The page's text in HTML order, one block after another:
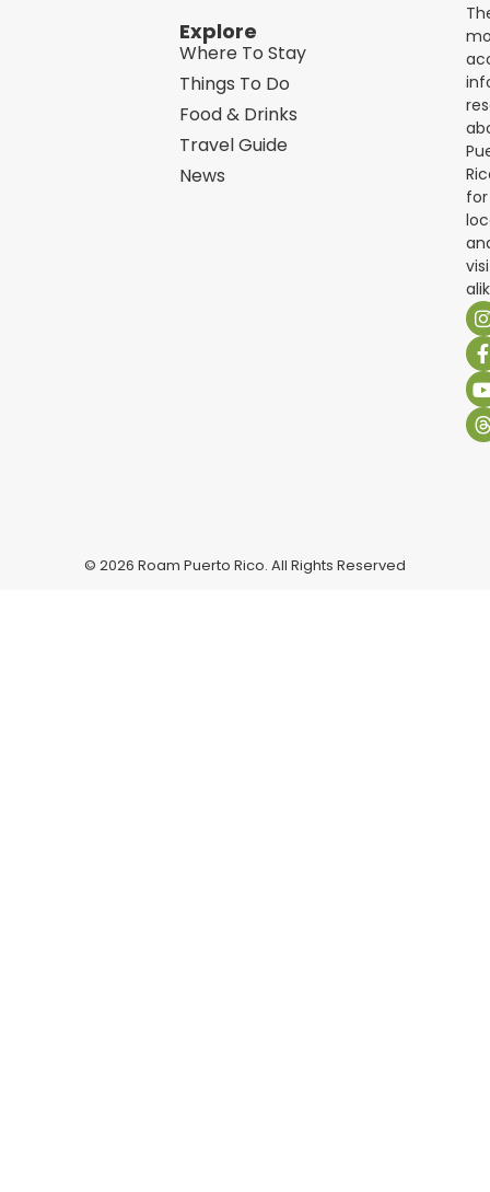
for
Explore
Where To Stay
Things To Do
Food & Drinks
Travel Guide
News
© 2026 Roam Puerto Rico. All Rights Reserved